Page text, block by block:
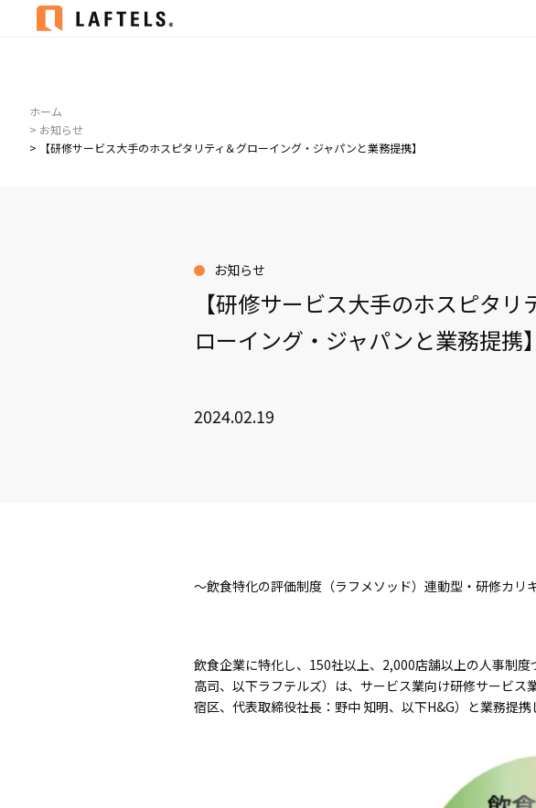
ホーム
> お知らせ
> 【研修サービス大手のホスピタリティ＆グローイング・ジャパンと業務提携】
お知らせ
【研修サービス大手のホスピタリ
ローイング・ジャパンと業務提携】
2024.02.19
～飲食特化の評価制度（ラフメソッド）連動型・研修カリ
飲食企業に特化し、150社以上、2,000店舗以上の人事制
高司、以下ラフテルズ）は、サービス業向け研修サービ
宿区、代表取締役社長：野中 知明、以下H&G）と業務提